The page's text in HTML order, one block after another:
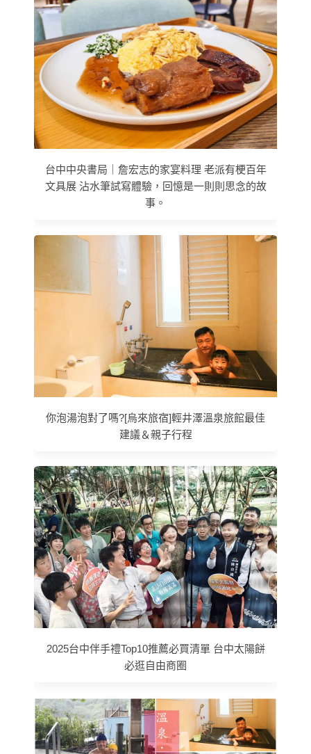
台中中央書局｜詹宏志的家宴料理 老派有梗百年
文具展 沾水筆試寫體驗，回憶是一則則思念的故
事。
你泡湯泡對了嗎?[烏來旅宿]輕井澤溫泉旅館最佳
建議＆親子行程
2025台中伴手禮Top10推薦必買清單 台中太陽餅
必逛自由商圈